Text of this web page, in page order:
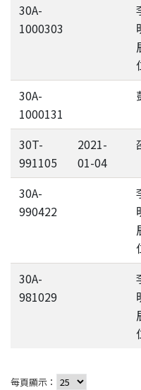
30A-
1000303
30A-
1000131
30T-
991105
2021-
01-04
30A-
990422
30A-
981029
每頁顯示：